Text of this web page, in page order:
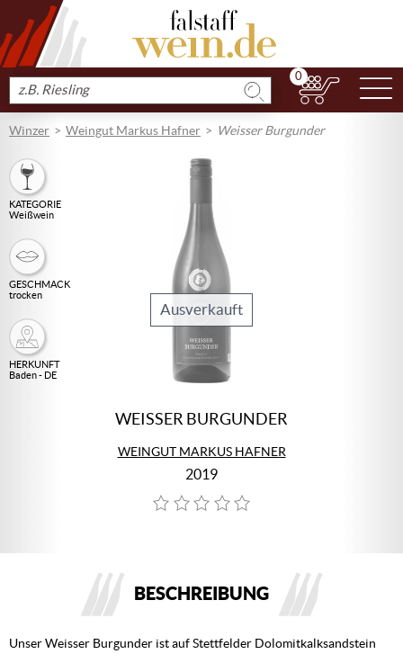
Produkt
suchen
0
Winzer Weingut Markus Hafner Weisser Burgunder
KATEGORIE
Weißwein
GESCHMACK
trocken
HERKUNFT
Baden - DE
Ausverkauft
WEISSER BURGUNDER
WEINGUT MARKUS HAFNER
2019
BESCHREIBUNG
Unser Weisser Burgunder ist auf Stettfelder Dolomitkalksandstein